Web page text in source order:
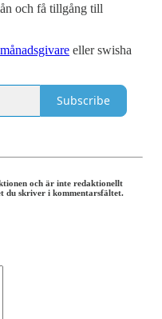
och få tillgång till
månadsgivare eller swisha
Subscribe
och är inte redaktionellt
du skriver i kommentarsfältet.